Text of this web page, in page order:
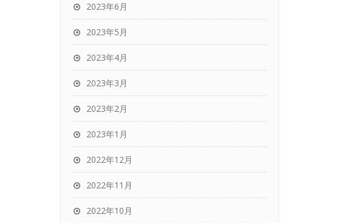
2023年6月
2023年5月
2023年4月
2023年3月
2023年2月
2023年1月
2022年12月
2022年11月
2022年10月